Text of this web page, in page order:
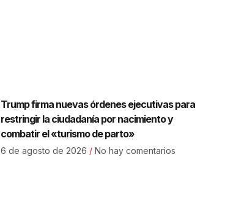
Trump firma nuevas órdenes ejecutivas para
restringir la ciudadanía por nacimiento y
combatir el «turismo de parto»
6 de agosto de 2026 No hay comentarios